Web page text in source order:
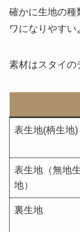
確かに生地の種
ワになりやすい
素材はスタイの
表生地(柄生地)
表生地（無地生
地）
裏生地